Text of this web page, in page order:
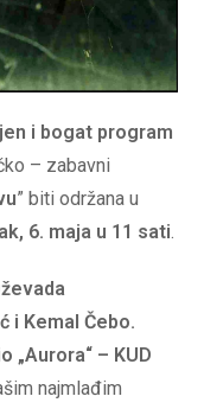
i bogat program
– zabavni
” biti održana u
6. maja u 11 sati.
i Kemal Čebo.
„Aurora“ – KUD
najmlađim